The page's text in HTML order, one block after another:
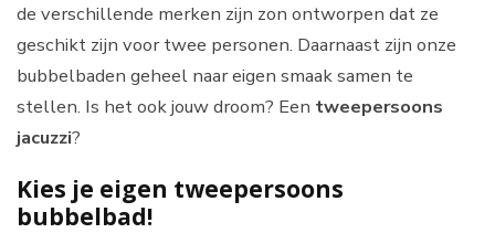
de verschillende merken zijn zon ontworpen dat ze
geschikt zijn voor twee personen. Daarnaast zijn onze
bubbelbaden geheel naar eigen smaak samen te
stellen. Is het ook jouw droom? Een tweepersoons
jacuzzi?
Kies je eigen tweepersoons
bubbelbad!